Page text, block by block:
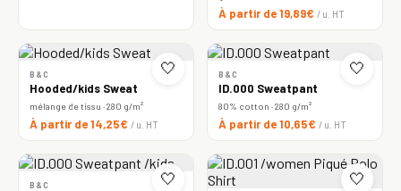
À partir de 19,89€ / u. HT
🤍
B&C
Hooded/kids Sweat
mélange de tissu · 280 g/m²
À partir de 14,25€ / u. HT
🤍
B&C
ID.000 Sweatpant
80% cotton · 280 g/m²
À partir de 10,65€ / u. HT
🤍
B&C 🤍